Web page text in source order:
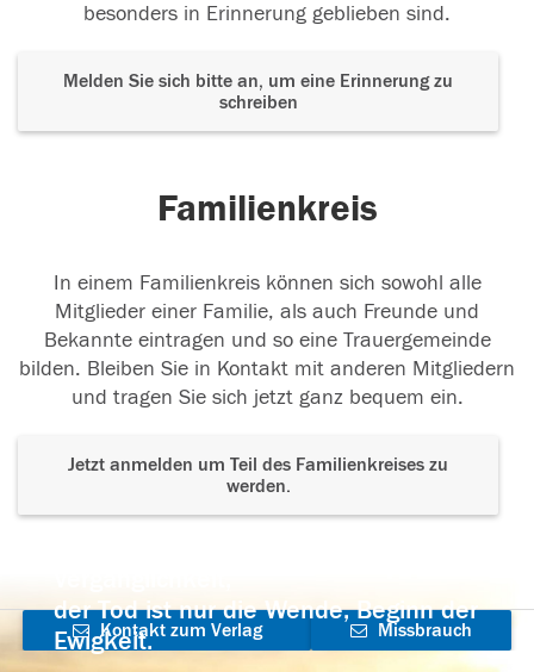
besonders in Erinnerung geblieben sind.
Melden Sie sich bitte an, um eine Erinnerung zu
schreiben
Familienkreis
In einem Familienkreis können sich sowohl alle
Mitglieder einer Familie, als auch Freunde und
Bekannte eintragen und so eine Trauergemeinde
bilden. Bleiben Sie in Kontakt mit anderen Mitgliedern
und tragen Sie sich jetzt ganz bequem ein.
Jetzt anmelden um Teil des Familienkreises zu
werden.
der Tod ist nur die Wende, Beginn der
Ewigkeit.
Kontakt zum Verlag
Missbrauch